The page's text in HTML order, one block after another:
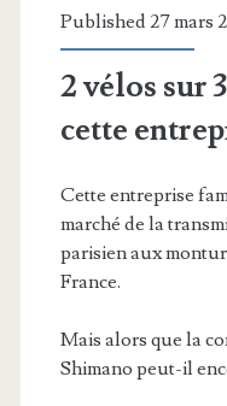
Published 27 mars
2 vélos sur
cette
Cette entreprise
marché de la
parisien aux
France.
Mais alors que la
Shimano peut-il